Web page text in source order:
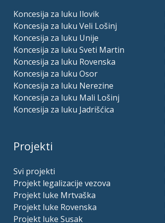
Koncesija za luku Ilovik
Koncesija za luku Veli Lošinj
Koncesija za luku Unije
Koncesija za luku Sveti Martin
Koncesija za luku Rovenska
Koncesija za luku Osor
Koncesija za luku Nerezine
Koncesija za luku Mali Lošinj
Koncesija za luku Jadrišćica
Projekti
Svi projekti
Projekt legalizacije vezova
Projekt luke Mrtvaška
Projekt luke Rovenska
Projekt luke Susak